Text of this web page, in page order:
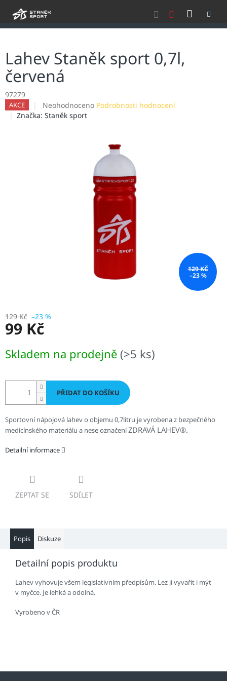
Lahev Staněk sport 0,7l,
červená
97279
AKCE
Průměrné
hodnocení
Neohodnoceno Podrobnosti hodnocení
Značka: Staněk sport
129 KČ
–23 %
129 Kč –23 %
99 Kč
cena:
Skladem na prodejně (>5 ks)
PŘIDAT DO KOŠÍKU
Sportovní nápojová lahev o objemu 0,7litru je vyrobena z bezpečného
medicínského materiálu a nese označeníZDRAVÁ LAHEV®.
Detailní informace
ZEPTAT SE SDÍLET
Popis Diskuze
Detailní popis produktu
Lahev vyhovuje všem legislativním předpisům. Lez ji vyvařit i mýt
v myčce. Je lehká a odolná.
Vyrobeno v ČR